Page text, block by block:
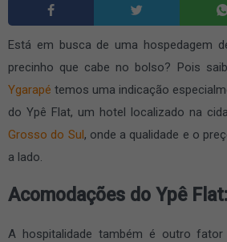
Está em busca de uma hospedagem
precinho que cabe no bolso? Pois
Ygarapé temos uma indicação
do Ypê Flat, um hotel localizado na
Grosso do Sul, onde a qualidade e o
a lado.
Acomodações do Ypê Flat:
A hospitalidade também é outro